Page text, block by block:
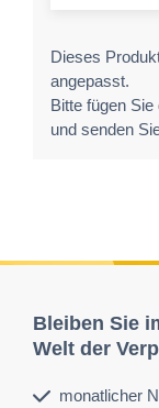
Dieses
angepasst.
Bitte fügen
und senden
Bleiben Sie
Welt der
monatlicher